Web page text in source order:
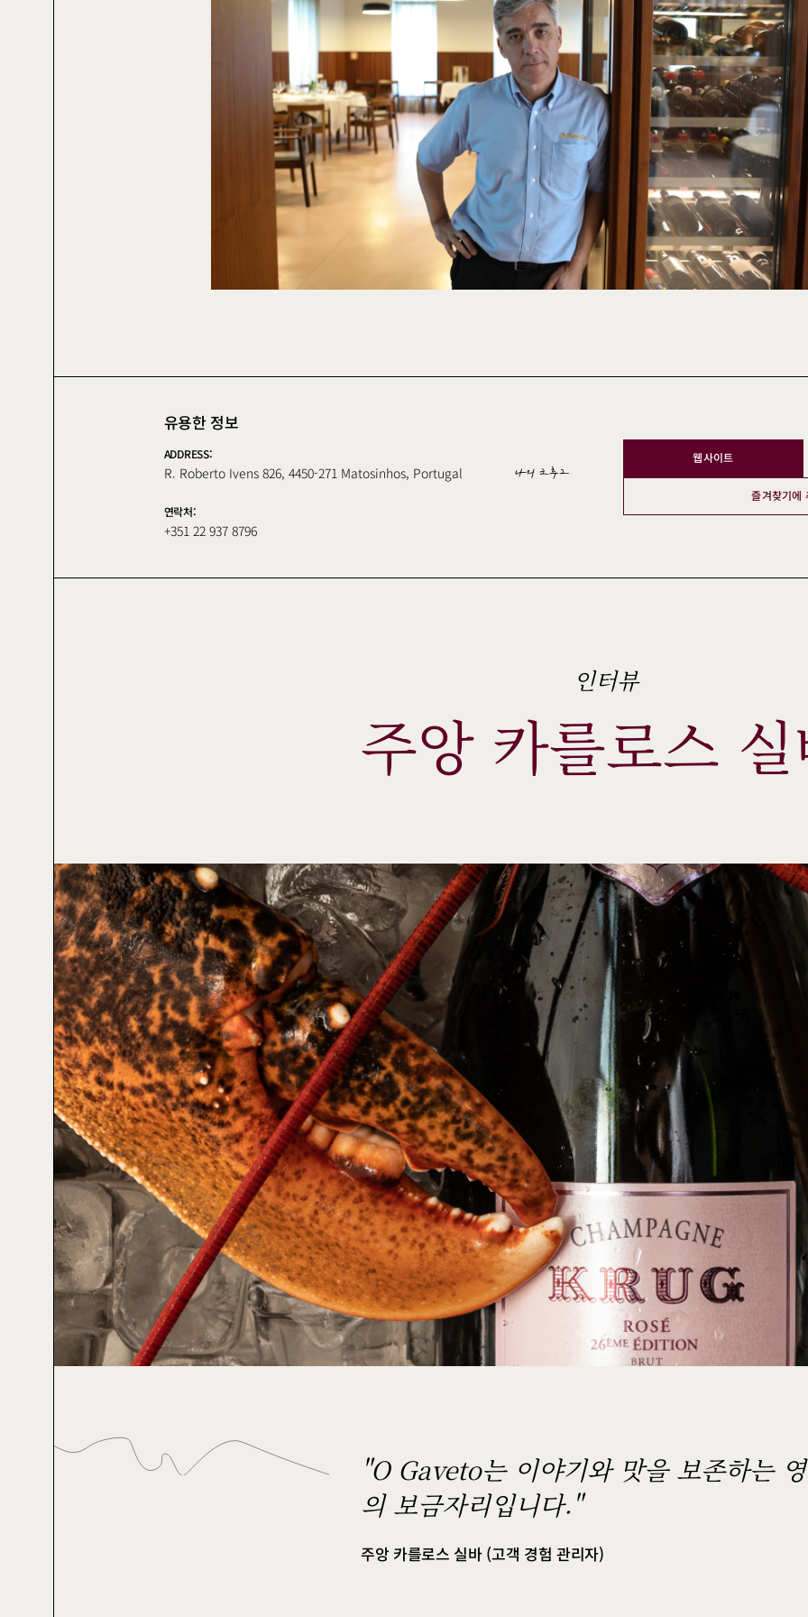
유용한 정보
ADDRESS:
R. Roberto Ivens 826, 4450-271 Matosinhos, Portugal
연락처:
+351 22 937 8796
나의 크루그
웹사이트
즐겨찾기
인터뷰
주앙 카를로스
"O Gaveto는 이야기와 맛을 보존하는
의 보금자리입니다."
주앙 카를로스 실바 (고객 경험 관리자)